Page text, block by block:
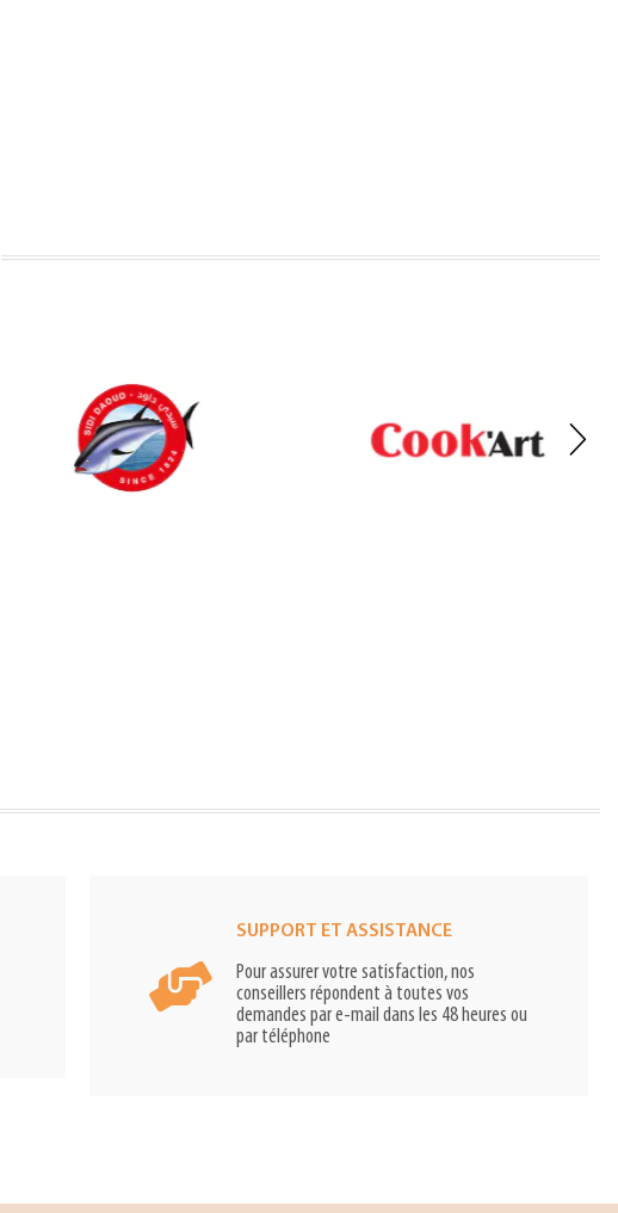
SUPPORT ET ASSISTANCE
Pour assurer votre satisfaction, nos
conseillers répondent à toutes vos
demandes par e-mail dans les 48 heures ou
par téléphone